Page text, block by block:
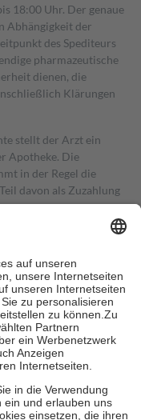
18:00 Uhr. Der genaue
Abhängigkeit der
des Spediteurs
pharmazeutische
dienen, die
Klärungen
stellt der Arzt ein
Apotheke. Die
in der Regel die
davon als Zuzahlung
in Höhe von zehn
als die tatsächlichen
Online-Apotheken.
beträgt die
zehn Euro je
eigene Gesundheit zu
zu unterstützen,
18. Lebensjahr